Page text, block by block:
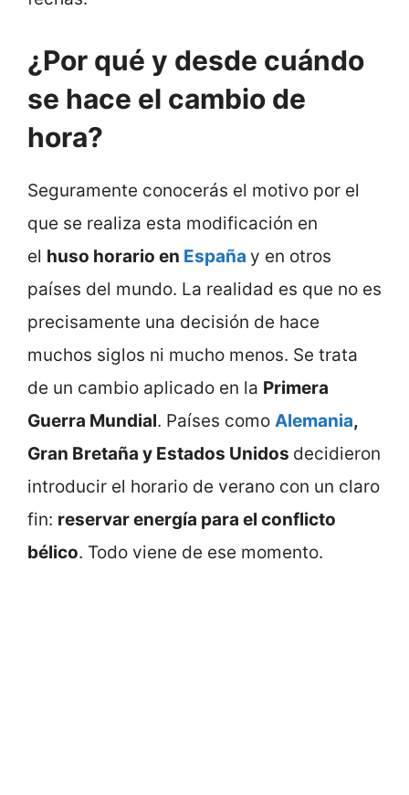
¿Por qué y desde cuándo
se hace el cambio de
hora?
Seguramente conocerás el motivo por el
que se realiza esta modificación en
el huso horario en España y en otros
países del mundo. La realidad es que no es
precisamente una decisión de hace
muchos siglos ni mucho menos. Se trata
de un cambio aplicado en la Primera
Guerra Mundial. Países como Alemania,
Gran Bretaña y Estados Unidos decidieron
introducir el horario de verano con un claro
fin: reservar energía para el conflicto
bélico. Todo viene de ese momento.